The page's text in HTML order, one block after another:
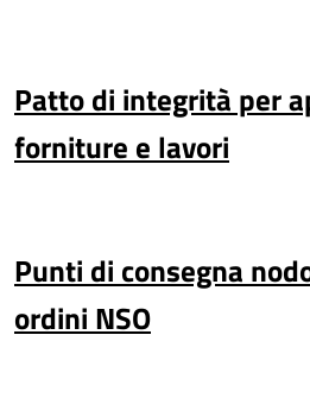
Patto di integrità per
forniture e lavori
Punti di consegna
ordini NSO